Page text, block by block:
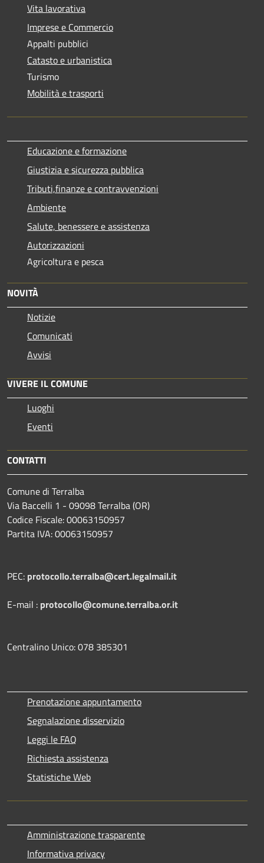
Vita lavorativa
Imprese e Commercio
Appalti pubblici
Catasto e urbanistica
Turismo
Mobilità e trasporti
Educazione e formazione
Giustizia e sicurezza pubblica
Tributi,finanze e contravvenzioni
Ambiente
Salute, benessere e assistenza
Autorizzazioni
Agricoltura e pesca
NOVITÀ
Notizie
Comunicati
Avvisi
VIVERE IL COMUNE
Luoghi
Eventi
CONTATTI
Comune di Terralba
Via Baccelli 1 - 09098 Terralba (OR)
Codice Fiscale: 00063150957
Partita IVA: 00063150957
PEC: protocollo.terralba@cert.legalmail.it
E-mail : protocollo@comune.terralba.or.it
Centralino Unico: 078 385301
Prenotazione appuntamento
Segnalazione disservizio
Leggi le FAQ
Richiesta assistenza
Statistiche Web
Amministrazione trasparente
Informativa privacy